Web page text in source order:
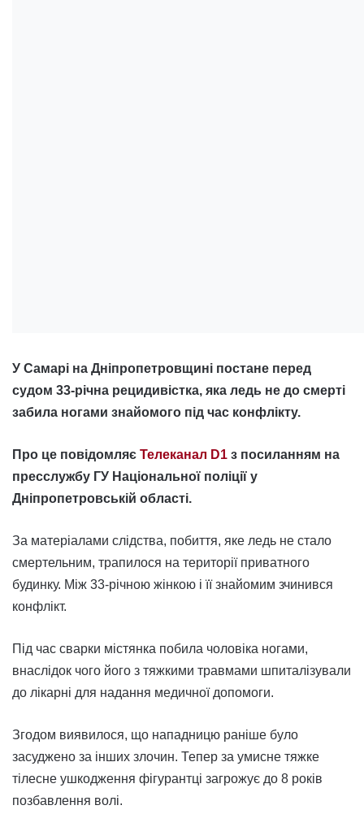
У Самарі на Дніпропетровщині постане перед
судом 33-річна рецидивістка, яка ледь не до смерті
забила ногами знайомого під час конфлікту.
Про це повідомляє Телеканал D1 з посиланням на
пресслужбу ГУ Національної поліції у
Дніпропетровській області.
За матеріалами слідства, побиття, яке ледь не стало
смертельним, трапилося на території приватного
будинку. Між 33-річною жінкою і її знайомим зчинився
конфлікт.
Під час сварки містянка побила чоловіка ногами,
внаслідок чого його з тяжкими травмами шпиталізували
до лікарні для надання медичної допомоги.
Згодом виявилося, що нападницю раніше було
засуджено за інших злочин. Тепер за умисне тяжке
тілесне ушкодження фігурантці загрожує до 8 років
позбавлення волі.